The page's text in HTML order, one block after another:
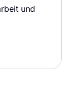
und